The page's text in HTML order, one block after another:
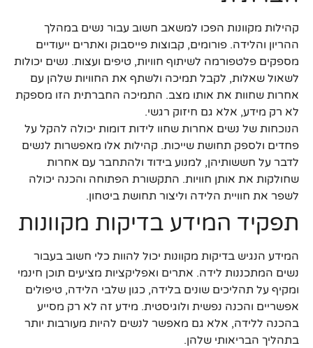
קהילות מקוונות הפכו למשאב חשוב עבור נשים במהלך
ההריון והלידה. פורומים, קבוצות פייסבוק ואתרים ייעודיים
מספקים פלטפורמה לשיתוף חוויות, טיפים ועצות. נשים יכולות
לשאול שאלות, לקבל תמיכה ולשתף את החוויות שלהן עם
אחרות שחוות את אותו מצב. התמיכה החברתית הזו מספקת
לא רק מידע, אלא גם חיזוק רגשי.
הנוכחות של נשים אחרות שחוו לידות דומות יכולה להקל על
פחדים ולספק תחושת שייכות. קהילות אלו מאפשרות לנשים
לדבר על חששותיהן, למנוע בידוד ולהתחבר עם אחרות
שחולקות את אותן חוויות. התקשורת הפתוחה והכנה יכולה
לשפר את חוויית הלידה וליצור תחושת ביטחון.
תפקיד המידע בדיקות מקוונות
המידע הנגיש בדיקות מקוונות יכול להוות כלי חשוב בעבור
נשים המתכננות לידה. אתרים ואפליקציות מציעים תוכן חינמי
ומקיף על תהליכים שונים בלידה, כגון שלבי הלידה, טיפולים
אפשריים והכנה נפשית ולוגיסטית. מידע זה לא רק מסייע
בהכנה ללידה, אלא גם מאפשר לנשים להיות מעורבות יותר
בתהליך הבריאותי שלהן.